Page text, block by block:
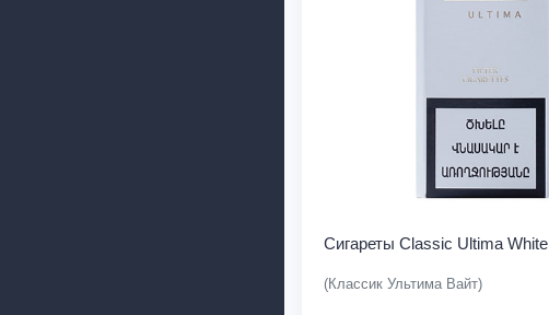
Сигареты Classic Ultima White
(Классик Ультима Вайт)